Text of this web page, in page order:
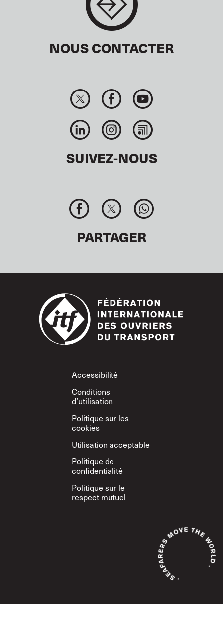
NOUS CONTACTER
SUIVEZ-NOUS
PARTAGER
Footer
Accessibilité
Conditions
d’utilisation
Politique sur les
cookies
Utilisation acceptable
Politique de
confidentialité
Politique sur le
respect mutuel